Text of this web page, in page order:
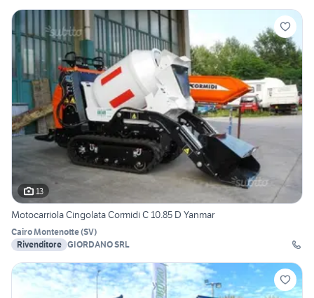
13
Motocarriola Cingolata Cormidi C 10.85 D Yanmar
Cairo Montenotte(SV)
Rivenditore GIORDANO SRL